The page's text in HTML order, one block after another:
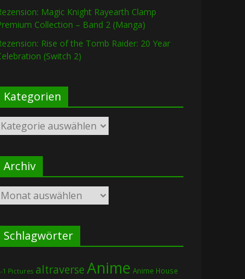
Magic Knight Rayearth Clamp
Collection – Band 2 (Manga)
Rise of the Tomb Raider: 20 Year
(Switch 2)
Kategorien
Kategorien
Archiv
Archiv
Schlagwörter
1 Pictures altraverse Anime Anime House